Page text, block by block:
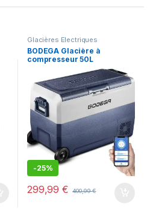
Glacières Electriques
BODEGA Glacière à
compresseur 50L
-25%
299,99€ 400,99€